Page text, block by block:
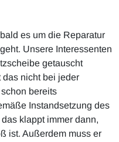
es um die Reparatur
Unsere Interessenten
getauscht
nicht bei jeder
bereits
Instandsetzung des
klappt immer dann,
ist. Außerdem muss er